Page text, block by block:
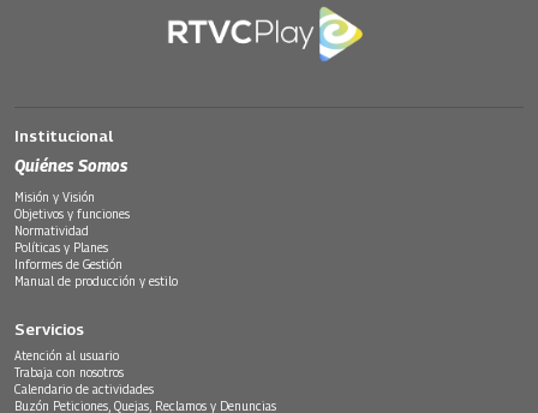
Institucional
Quiénes Somos
Misión y Visión
Objetivos y funciones
Normatividad
Políticas y Planes
Informes de Gestión
Manual de producción y estilo
Servicios
Atención al usuario
Trabaja con nosotros
Calendario de actividades
Buzón Peticiones, Quejas, Reclamos y Denuncias